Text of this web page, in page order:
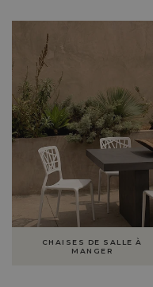
CHAISES DE SALLE À
MANGER